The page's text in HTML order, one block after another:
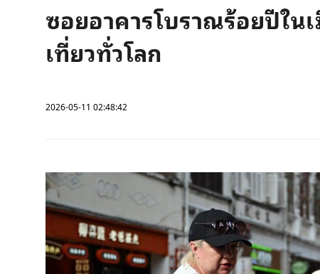
ซอยอาคารโบราณร้อยปีใน
เที่ยวทั่วโลก
2026-05-11 02:48:42